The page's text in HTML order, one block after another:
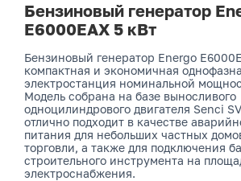
Бензиновый генератор
E6000EAX 5 кВт
Бензиновый генератор Energo
компактная и экономичная
электростанция номинальной
Модель собрана на базе выносливого
одноцилиндрового двигателя Senci
отлично подходит в качестве
питания для небольших частных
торговли, а также для подключения
строительного инструмента на
электроснабжения.